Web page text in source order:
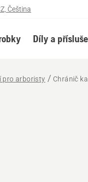
Čeština
Díly a
pro arboristy Chránič